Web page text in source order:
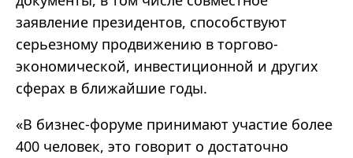
заявление президентов, способствуют
серьезному продвижению в торгово-
экономической, инвестиционной и других
сферах в ближайшие годы.
«В бизнес-форуме принимают участие более
400 человек, это говорит о достаточно